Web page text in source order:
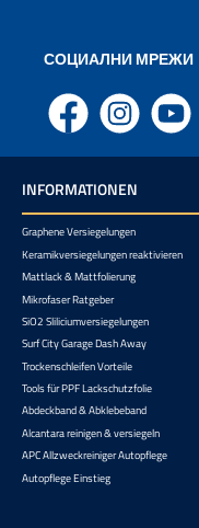
СОЦИАЛНИ МРЕЖИ
Facebook Instagram YouTube
INFORMATIONEN
Graphene Versiegelungen
Keramikversiegelungen reaktivieren
Mattlack & Mattfolierung
Mikrofaser Ratgeber
SiO2 Sliliciumversiegelungen
Surf City Garage Dash Away
Trockenschleifen Vorteile
Tools für PPF Lackschutzfolie
Abdeckband & Abklebeband
Alcantara reinigen & versiegeln
APC Allzweckreiniger Autopflege
Autopflege Einstieg